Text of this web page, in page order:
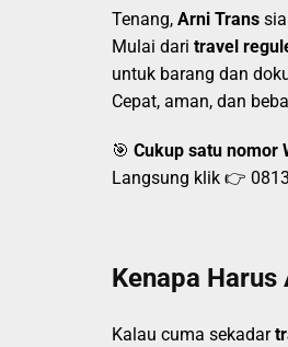
Tenang, Arni Trans
Mulai dari travel
untuk barang dan
Cepat, aman, dan
🎯 Cukup satu nomor
Langsung klik 👉
Kenapa Harus
Kalau cuma sekadar